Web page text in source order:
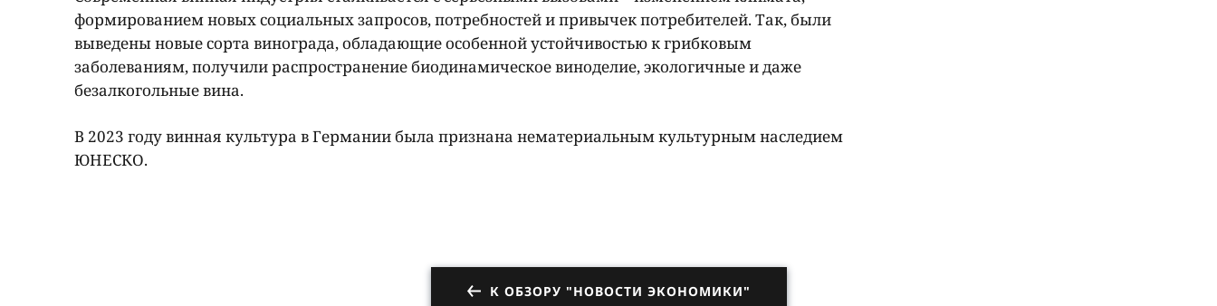
формированием новых социальных запросов, потребностей и привычек потребителей. Так, были
выведены новые сорта винограда, обладающие особенной устойчивостью к грибковым
заболеваниям, получили распространение биодинамическое виноделие, экологичные и даже
безалкогольные вина.
В 2023 году винная культура в Германии была признана нематериальным культурным наследием
ЮНЕСКО.
К ОБЗОРУ "НОВОСТИ ЭКОНОМИКИ"